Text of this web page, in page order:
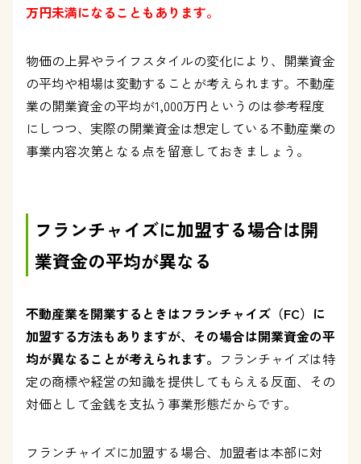
万円未満になることもあります。
物価の上昇やライフスタイルの変化により、開業資金
の平均や相場は変動することが考えられます。不動産
業の開業資金の平均が1,000万円というのは参考程度
にしつつ、実際の開業資金は想定している不動産業の
事業内容次第となる点を留意しておきましょう。
フランチャイズに加盟する場合は開
業資金の平均が異なる
不動産業を開業するときはフランチャイズ（FC）に
加盟する方法もありますが、その場合は開業資金の平
均が異なることが考えられます。 フランチャイズは特
定の商標や経営の知識を提供してもらえる反面、その
対価として金銭を支払う事業形態だからです。
フランチャイズに加盟する場合、加盟者は本部に対